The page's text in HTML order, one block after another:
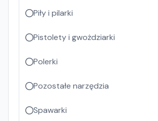
Piły i pilarki
Pistolety i gwożdziarki
Polerki
Pozostałe narzędzia
Spawarki